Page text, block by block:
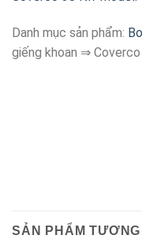
Danh mục sản phẩm:
giếng khoan ⇒
SẢN PHẨM